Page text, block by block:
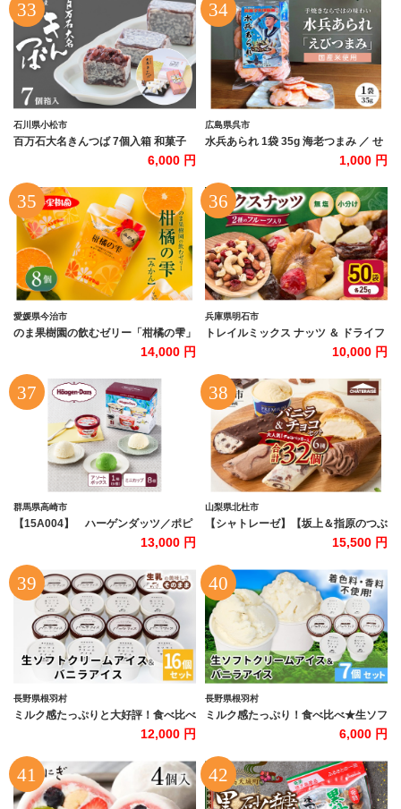
防 夏休み 休み お菓子 洋菓子 氷菓子
菓子 おやつ 冷凍 贈答 ギフト プレゼ
ント 定番 人気 おすすめ ふるさと納税
京都 八幡 八幡市 東洋食品
フト プレゼント 贈答用 お取り寄せ 人
気 おすすめ 広島県 広島市
石川県小松市
百万石大名きんつば 7個入箱 和菓子
【和菓子司 徳田盛華堂】 ギフト プレ
ゼント | 石川県 小松市 【和菓子司徳
田盛華堂】 di001m01
6,000 円
広島県呉市
水兵あられ 1袋 35g 海老つまみ ／ せ
んべい 煎餅 海老せんべい お取り寄せ
お菓子 おつまみ 国産 広島県 呉市
ku091-069-r
1,000 円
愛媛県今治市
のま果樹園の飲むゼリー「柑橘の雫」
みかん 175g×８個[V003040SET8]
14,000 円
兵庫県明石市
トレイルミックス ナッツ ＆ ドライフ
10,000 円
群馬県高崎市
【15A004】 ハーゲンダッツ／ポピ
13,000 円
山梨県北杜市
【シャトレーゼ】【坂上＆指原のつぶ
れない店】で紹介！ シャトレーゼ チ
ョコバッキー入り バニラ＆チョコア
イスバラエティセット 食べ比べ 北海
道 カップ アイスクリーム 詰め合わせ
セット 大量 有名店 人気 ギフト 北杜
市
15,500 円
長野県根羽村
ミルク感たっぷりと大好評！食べ比べ
★生ソフトクリームアイス＆バニラア
イスクリーム 16個セット アイスクリ
ーム アイス バニラ 生乳 牛乳 ミルク
根羽村 ネバーランド 12000円
12,000 円
長野県根羽村
ミルク感たっぷり！食べ比べ★生ソフ
トクリームアイス＆バニラアイスクリ
ーム 7個セット アイスクリーム 牛乳
ミルク アイス 生乳 搾りたて バニラ
マダガスカル産 バニラビーンズ 濃厚
根羽村 ネバーランド 6000円
6,000 円